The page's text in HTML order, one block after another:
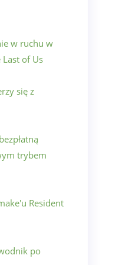
w ruchu w
of Us
się z
trybem
Resident
po